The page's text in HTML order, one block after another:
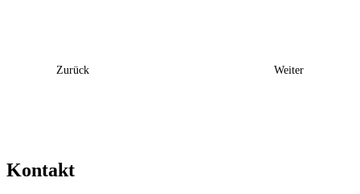
Navigation
Zurück Weiter
Kontakt